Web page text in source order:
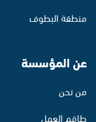
منطقة البطوف
عن المؤسسة
من نحن
طاقم العمل